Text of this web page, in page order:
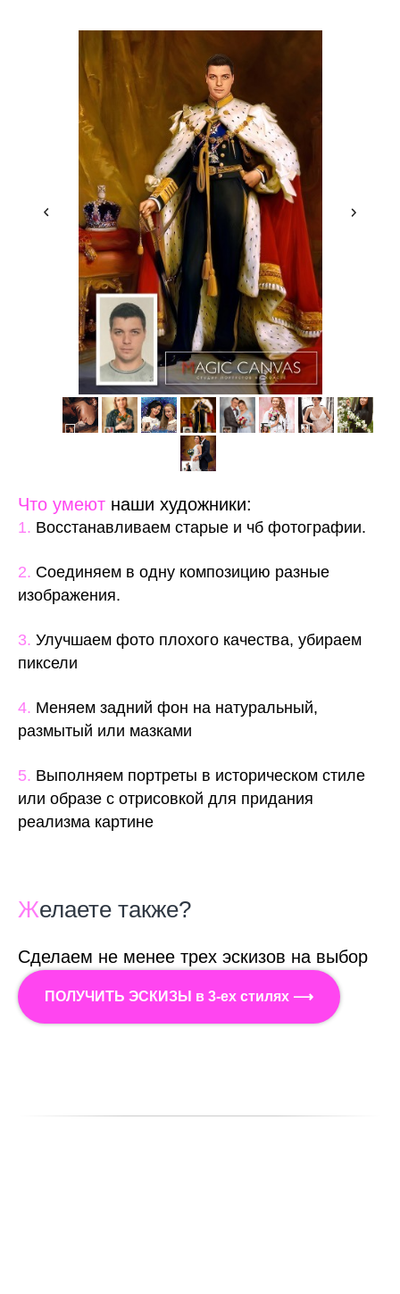
Что умеют наши художники:
1. Восстанавливаем старые и чб фотографии.
2. Соединяем в одну композицию разные
изображения.
3. Улучшаем фото плохого качества, убираем
пиксели
4. Меняем задний фон на натуральный,
размытый или мазками
5. Выполняем портреты в историческом стиле
или образе с отрисовкой для придания
реализма картине
Желаете также?
Сделаем не менее трех эскизов на выбор
ПОЛУЧИТЬ ЭСКИЗЫ в 3-ех стилях ⟶